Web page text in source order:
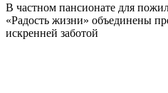
В частном пансионате для
«Радость жизни» объединены
искренней заботой